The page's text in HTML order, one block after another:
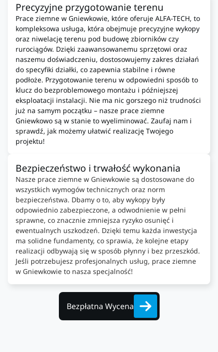
Precyzyjne przygotowanie terenu
Prace ziemne w Gniewkowie, które oferuje ALFA-TECH, to
kompleksowa usługa, która obejmuje precyzyjne wykopy
oraz niwelację terenu pod budowę zbiorników czy
rurociągów. Dzięki zaawansowanemu sprzętowi oraz
naszemu doświadczeniu, dostosowujemy zakres działań
do specyfiki działki, co zapewnia stabilne i równe
podłoże. Przygotowanie terenu w odpowiedni sposób to
klucz do bezproblemowego montażu i późniejszej
eksploatacji instalacji. Nie ma nic gorszego niż trudności
już na samym początku – nasze prace ziemne
Gniewkowo są w stanie to wyeliminować. Zaufaj nam i
sprawdź, jak możemy ułatwić realizację Twojego
projektu!
Bezpieczeństwo i trwałość wykonania
Nasze prace ziemne w Gniewkowie są dostosowane do
wszystkich wymogów technicznych oraz norm
bezpieczeństwa. Dbamy o to, aby wykopy były
odpowiednio zabezpieczone, a odwodnienie w pełni
sprawne, co znacznie zmniejsza ryzyko osunięć i
ewentualnych uszkodzeń. Dzięki temu każda inwestycja
ma solidne fundamenty, co sprawia, że kolejne etapy
realizacji odbywają się w sposób płynny i bez przeszkód.
Jeśli potrzebujesz profesjonalnych usług, prace ziemne
w Gniewkowie to nasza specjalność!
Bezpłatna Wycena